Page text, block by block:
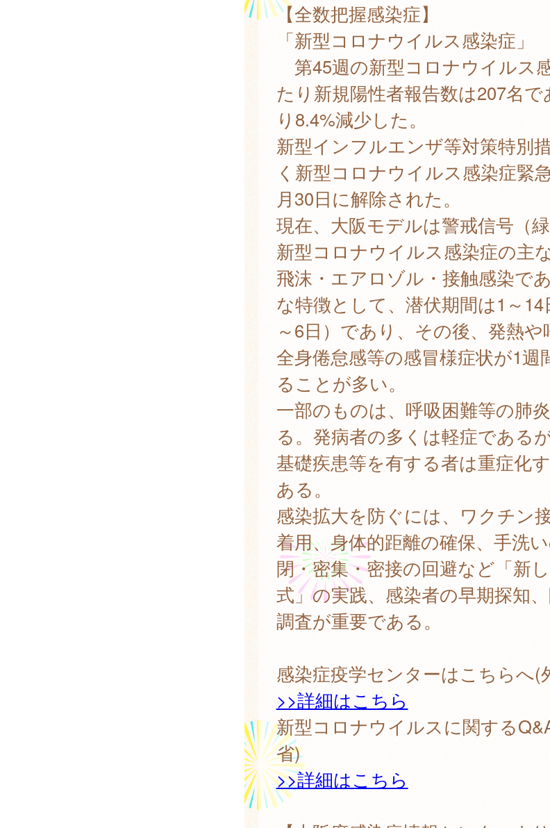
【全数把握感染症】
「新型コロナウイルス感染症」
第45週の新型コロナウイルス
たり新規陽性者報告数は207名で
り8.4%減少した。
新型インフルエンザ等対策特別
く新型コロナウイルス感染症緊
月30日に解除された。
現在、大阪モデルは警戒信号（緑
新型コロナウイルス感染症の主
飛沫・エアロゾル・接触感染で
な特徴として、潜伏期間は1～
～6日）であり、その後、発熱や
全身倦怠感等の感冒様症状が1週
ることが多い。
一部のものは、呼吸困難等の肺
る。発病者の多くは軽症である
基礎疾患等を有する者は重症化
ある。
感染拡大を防ぐには、ワクチン
着用、身体的距離の確保、手洗
閉・密集・密接の回避など「新
式」の実践、感染者の早期探知
調査が重要である。
感染症疫学センターはこちらへ(
>>詳細はこちら
新型コロナウイルスに関する
省)
>>詳細はこちら